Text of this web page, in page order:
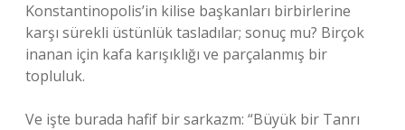
Konstantinopolis’in kilise başkanları birbirlerine
karşı sürekli üstünlük tasladılar; sonuç mu? Birçok
inanan için kafa karışıklığı ve parçalanmış bir
topluluk.
Ve işte burada hafif bir sarkazm: “Büyük bir Tanrı